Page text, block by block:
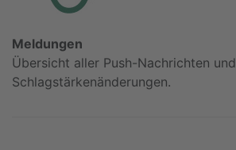
Meldungen
Übersicht aller Push-Nachrichten und
Schlagstärkenänderungen.